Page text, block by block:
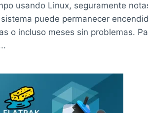
usando Linux, seguramente
puede permanecer
o incluso meses sin problemas.